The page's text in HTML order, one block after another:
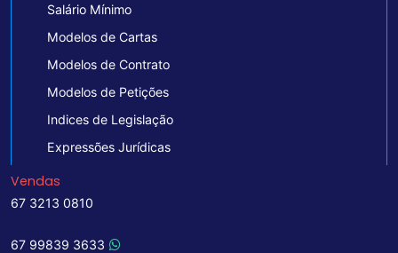
Salário Mínimo
Modelos de Cartas
Modelos de Contrato
Modelos de Petições
Indices de Legislação
Expressões Jurídicas
Vendas
67 3213 0810
67 99839 3633